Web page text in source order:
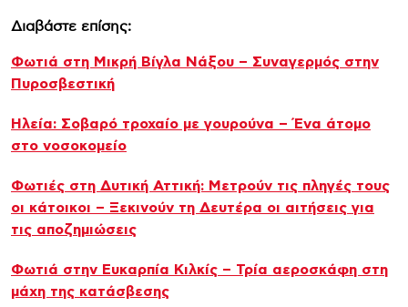
Διαβάστε επίσης:
Φωτιά στη Μικρή Βίγλα Νάξου – Συναγερμός στην
Πυροσβεστική
Ηλεία: Σοβαρό τροχαίο με γουρούνα – Ένα άτομο
στο νοσοκομείο
Φωτιές στη Δυτική Αττική: Μετρούν τις πληγές τους
οι κάτοικοι – Ξεκινούν τη Δευτέρα οι αιτήσεις για
τις αποζημιώσεις
Φωτιά στην Ευκαρπία Κιλκίς – Τρία αεροσκάφη στη
μάχη της κατάσβεσης